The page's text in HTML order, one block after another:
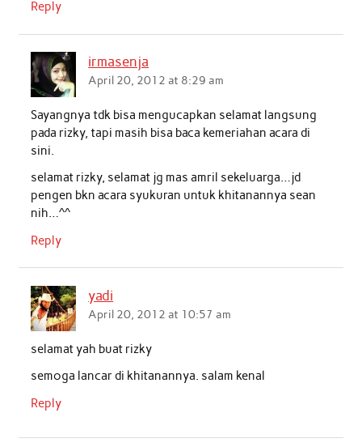
Reply
irmasenja
April 20, 2012 at 8:29 am
Sayangnya tdk bisa mengucapkan selamat langsung
pada rizky, tapi masih bisa baca kemeriahan acara di
sini.
selamat rizky, selamat jg mas amril sekeluarga…jd
pengen bkn acara syukuran untuk khitanannya sean
nih…^^
Reply
yadi
April 20, 2012 at 10:57 am
selamat yah buat rizky
semoga lancar di khitanannya. salam kenal
Reply